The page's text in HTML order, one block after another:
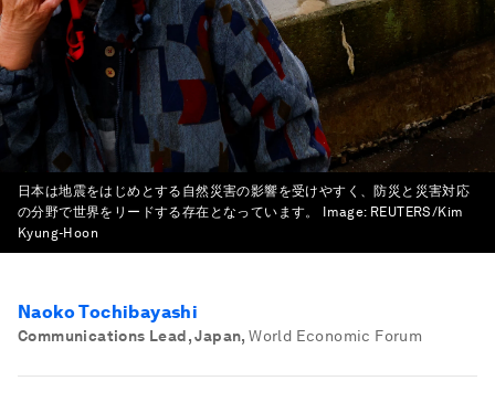
日本は地震をはじめとする自然災害の影響を受けやすく、防災と災害対応
の分野で世界をリードする存在となっています。
Image: REUTERS/Kim
Kyung-Hoon
Naoko Tochibayashi
Communications Lead, Japan, World Economic Forum